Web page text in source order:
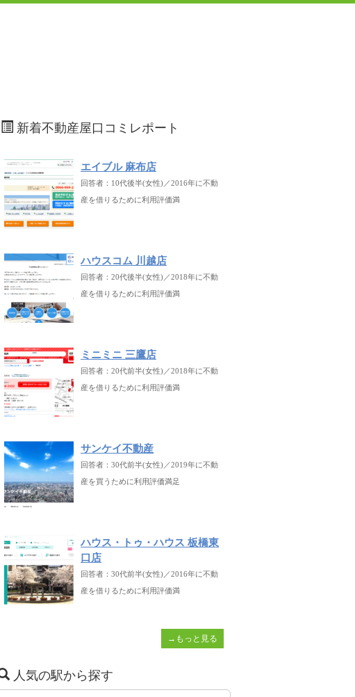
新着不動産屋口コミレポート
エイブル 麻布店
回答者：10代後半(女性)／2016年に不動
産を借りるために利用評価満
ハウスコム 川越店
回答者：20代後半(女性)／2018年に不動
産を借りるために利用評価満
ミニミニ 三鷹店
回答者：20代前半(女性)／2018年に不動
産を借りるために利用評価満
サンケイ不動産
回答者：30代前半(女性)／2019年に不動
産を買うために利用評価満足
ハウス・トゥ・ハウス 板橋東
口店
回答者：30代前半(女性)／2016年に不動
産を借りるために利用評価満
→もっと見る
人気の駅から探す